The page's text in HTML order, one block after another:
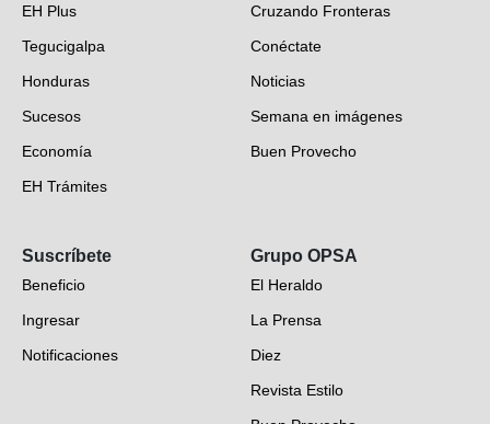
EH Plus
Tegucigalpa
Honduras
Sucesos
Economía
EH Trámites
EH Verifica
Fotogalerías
Deportes
Videos
Cruzando Fronteras
Conéctate
Noticias
Semana en imágenes
Buen Provecho
Suscríbete
Beneficio
Ingresar
Notificaciones
Grupo OPSA
El Heraldo
La Prensa
Diez
Revista Estilo